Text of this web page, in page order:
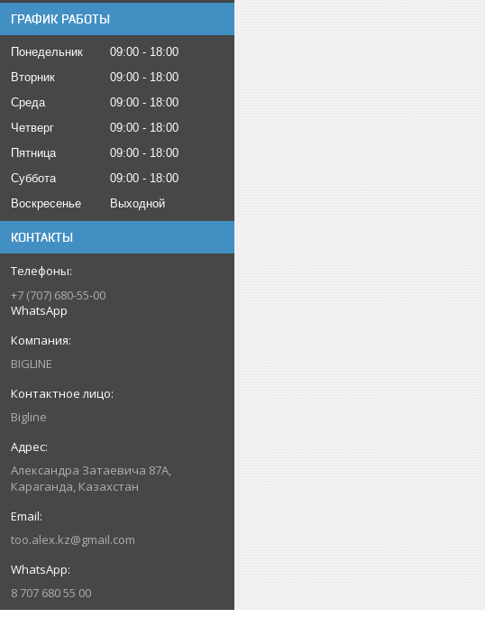
ГРАФИК РАБОТЫ
Понедельник 09:00
18:00
Вторник
09:00
18:00
Среда
09:00
18:00
Четверг
09:00
18:00
Пятница
09:00
18:00
Суббота
09:00
18:00
Воскресенье
Выходной
КОНТАКТЫ
+7 (707) 680-55-00
WhatsApp
BIGLINE
Bigline
Александра Затаевича 87А,
Караганда, Казахстан
too.alex.kz@gmail.com
8 707 680 55 00